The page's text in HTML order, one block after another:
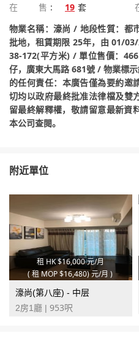
在售 : 19 套
物業名稱：濠尚 / 地段性質：都
批地，租賃期限 25年，由 01/
38-172(平方米) / 單位售價：
仔，廣東大馬路 681號 / 物業標
的任何責任：本廣告僅為要約邀
切均以政府最終批准法律檔及雙
留最終解釋權，敬請留意最新資
本公司查閱。
附近單位
租 HK$16,000 元/月
(租 MOP$16,480) 元/月 )
濠尚(第八座) - 中层
2房1廳 | 953呎